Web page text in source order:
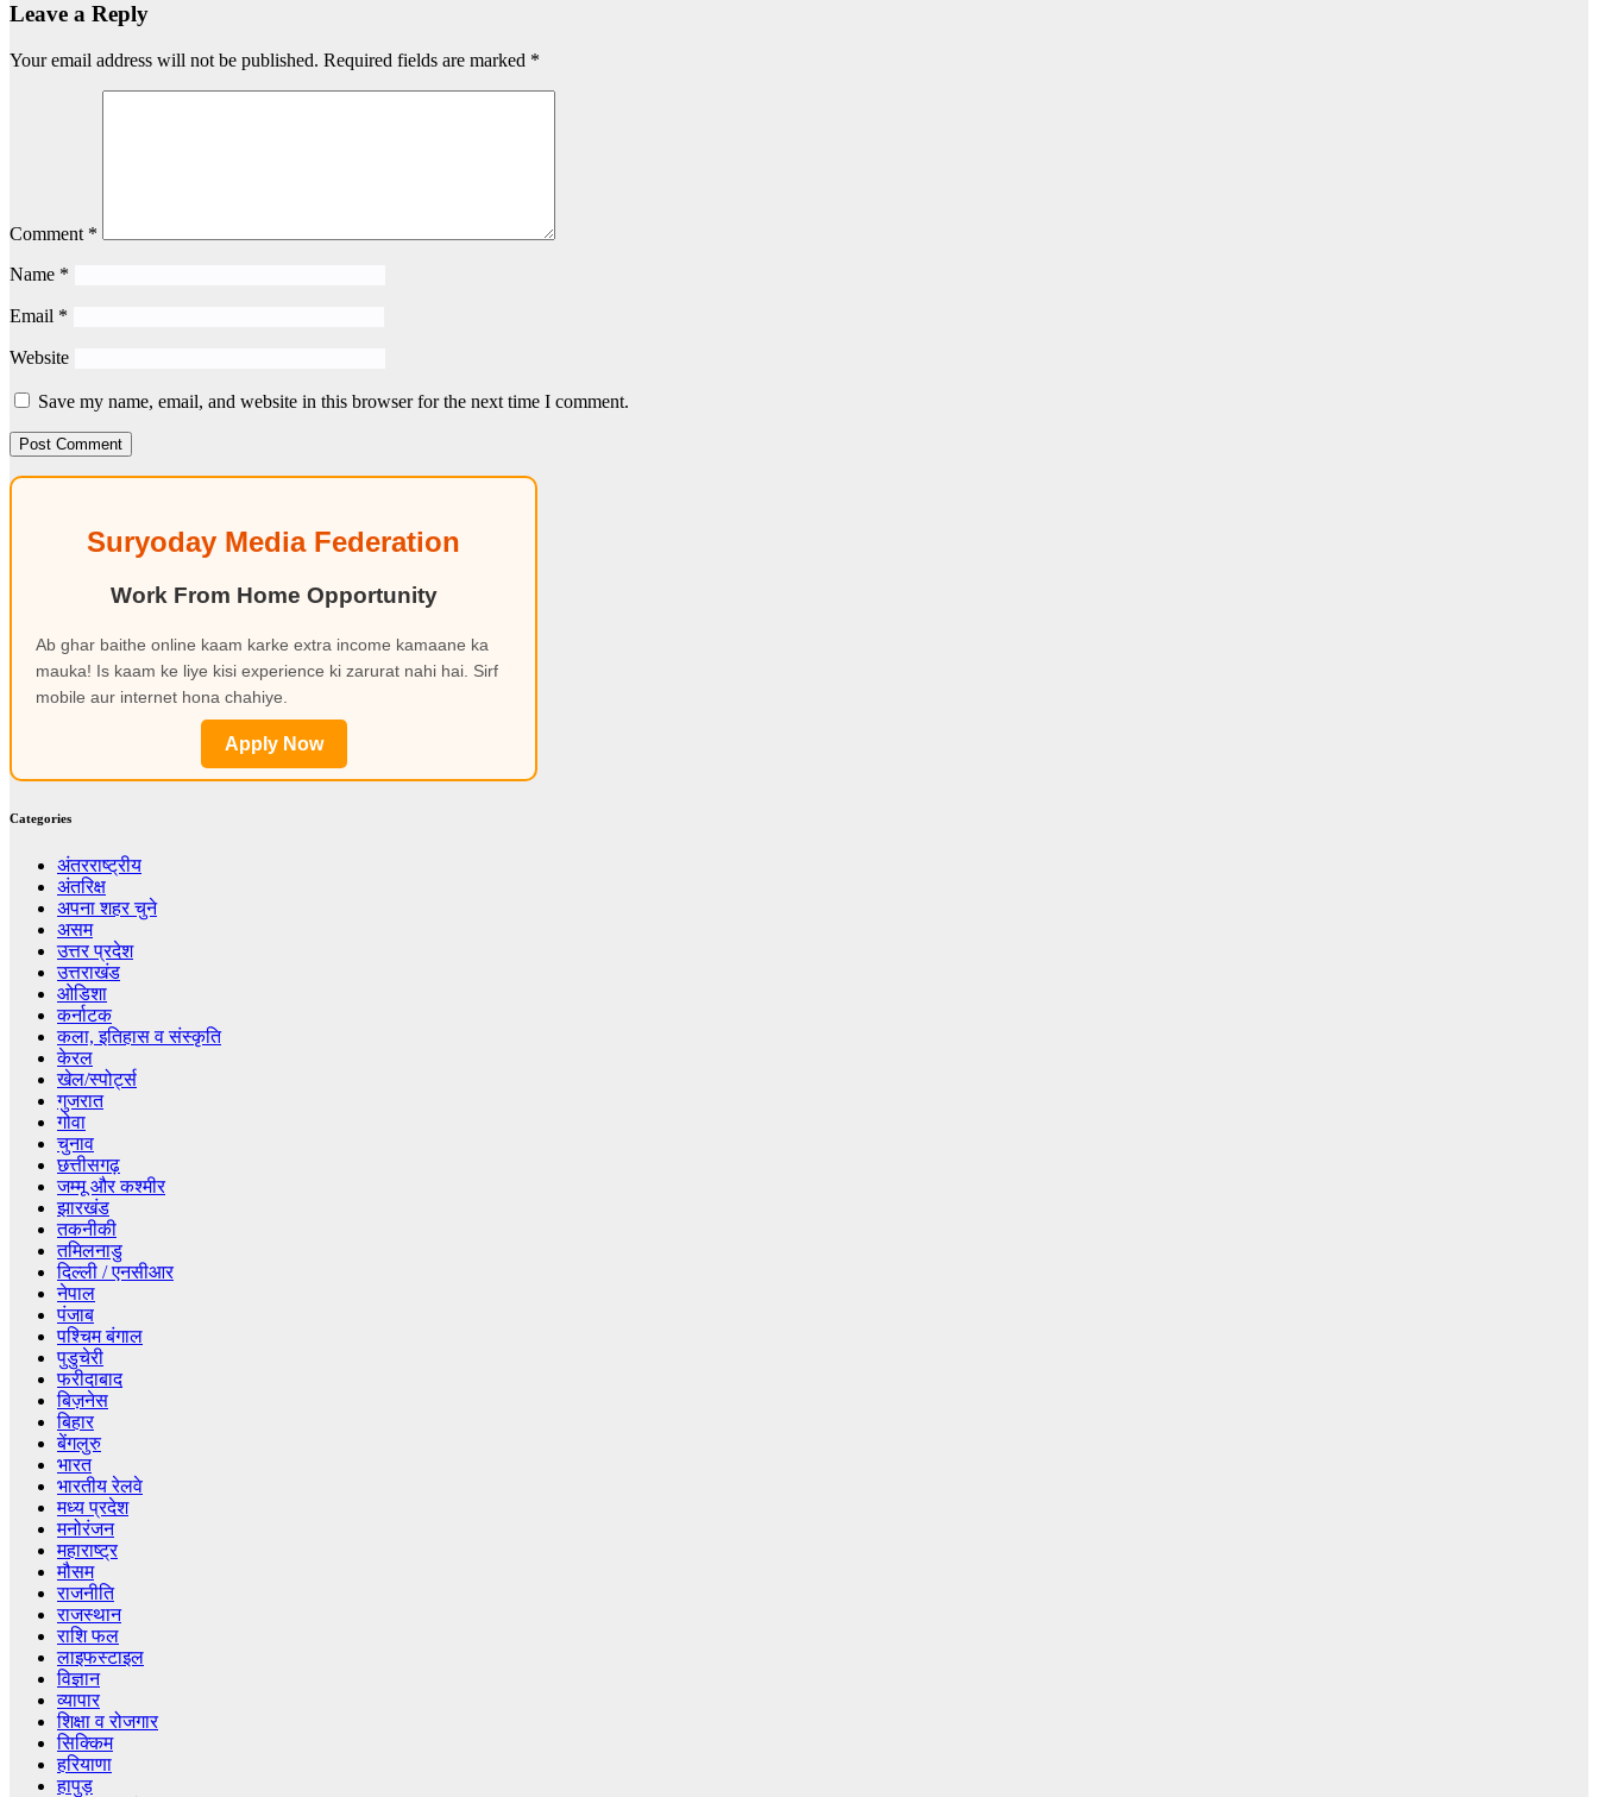
Leave a Reply
Your email address will not be published. Required fields are marked *
Comment *
Name *
Email *
Website
Save my name, email, and website in this browser for the next time I comment.
Suryoday Media Federation
Work From Home Opportunity
Ab ghar baithe online kaam karke extra income kamaane ka
mauka! Is kaam ke liye kisi experience ki zarurat nahi hai. Sirf
mobile aur internet hona chahiye.
Apply Now
Categories
अंतरराष्ट्रीय
अंतरिक्ष
अपना शहर चुने
असम
उत्तर प्रदेश
उत्तराखंड
ओडिशा
कर्नाटक
कला, इतिहास व संस्कृति
केरल
खेल/स्पोर्ट्स
गुजरात
गोवा
चुनाव
छत्तीसगढ़
जम्मू और कश्मीर
झारखंड
तकनीकी
तमिलनाडु
दिल्ली / एनसीआर
नेपाल
पंजाब
पश्चिम बंगाल
पुडुचेरी
फरीदाबाद
बिज़नेस
बिहार
बेंगलुरु
भारत
भारतीय रेलवे
मध्य प्रदेश
मनोरंजन
महाराष्ट्र
मौसम
राजनीति
राजस्थान
राशि फल
लाइफस्टाइल
विज्ञान
व्यापार
शिक्षा व रोजगार
सिक्किम
हरियाणा
हापुड़